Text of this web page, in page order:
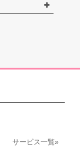
サービス一覧»